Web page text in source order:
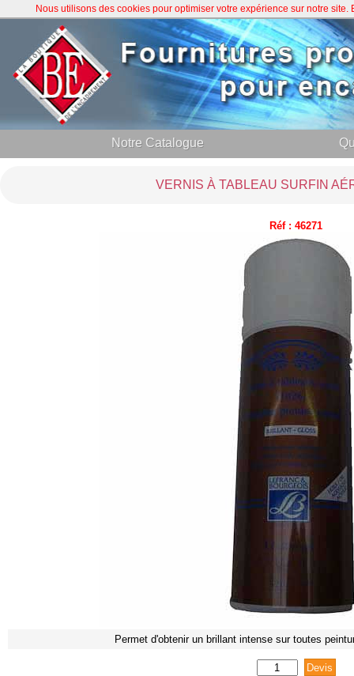
Notre Catalogue
VERNIS À TABLEAU SURFIN
Réf : 46271
Permet d'obtenir un brillant intense sur toutes
Nous utilisons des cookies pour optimiser votre expérience sur notre